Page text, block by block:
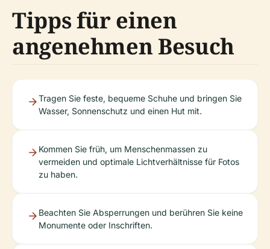
Tipps für einen
angenehmen Besuch
Tragen Sie feste, bequeme Schuhe und bringen Sie
Wasser, Sonnenschutz und einen Hut mit.
Kommen Sie früh, um Menschenmassen zu
vermeiden und optimale Lichtverhältnisse für Fotos
zu haben.
Beachten Sie Absperrungen und berühren Sie keine
Monumente oder Inschriften.